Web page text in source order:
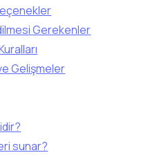
Gerekenler
Gelişmeler
sunar?